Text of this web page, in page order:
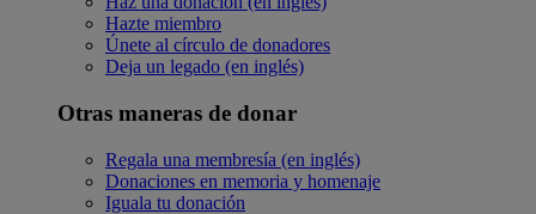
Hazte miembro
Únete al círculo de donadores
Deja un legado (en inglés)
Otras maneras de donar
Regala una membresía (en inglés)
Donaciones en memoria y homenaje
Iguala tu donación